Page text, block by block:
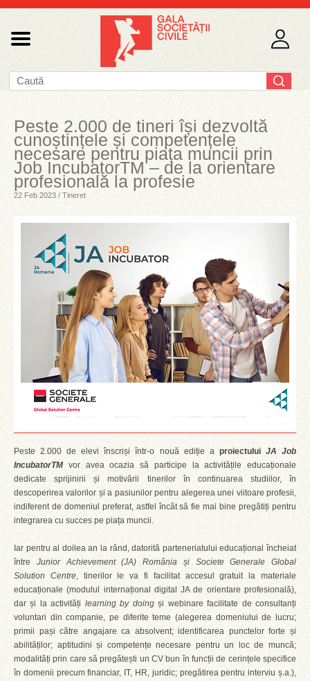
Peste 2.000 de tineri își dezvoltă
cunoștințele și competențele
necesare pentru piața muncii prin
Job IncubatorTM – de la orientare
profesională la profesie
22 Feb 2023 / Tineret
Peste 2.000 de elevi înscriși într-o nouă ediție a proiectului JA Job
IncubatorTM vor avea ocazia să participe la activitățile educaționale
dedicate sprijinirii și motivării tinerilor în continuarea studiilor, în
descoperirea valorilor și a pasiunilor pentru alegerea unei viitoare profesii,
indiferent de domeniul preferat, astfel încât să fie mai bine pregătiți pentru
integrarea cu succes pe piața muncii.
Iar pentru al doilea an la rând, datorită parteneriatului educațional încheiat
între Junior Achievement (JA) România și Societe Generale Global
Solution Centre, tinerilor le va fi facilitat accesul gratuit la materiale
educaționale (modulul internațional digital JA de orientare profesională),
dar și la activități learning by doingși webinare facilitate de consultanți
voluntari din companie, pe diferite teme (alegerea domeniului de lucru;
primii pași către angajare ca absolvent; identificarea punctelor forte și
abilităților; aptitudini și competențe necesare pentru un loc de muncă;
modalități prin care să pregătești un CV bun în funcții de cerințele specifice
în domenii precum financiar, IT, HR, juridic; pregătirea pentru interviu ș.a.),